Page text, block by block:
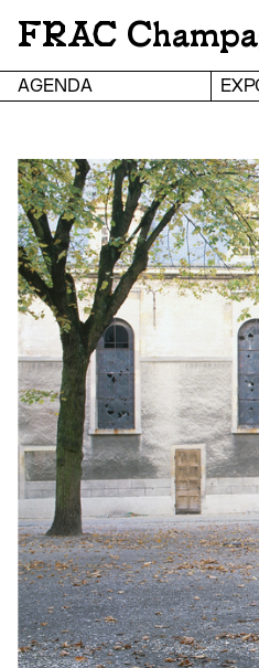
FRAC
AGENDA